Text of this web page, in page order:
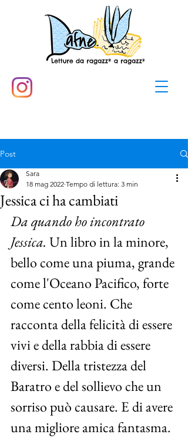
Post
Jessica ci ha cambiati
Sara
18 mag 2022 Tempo di lettura: 3 min
Da quando ho incontrato
Jessica. Un libro in la minore,
bello come una piuma, grande
come l'Oceano Pacifico, forte
come cento leoni. Che
racconta della felicità di essere
vivi e della rabbia di essere
diversi. Della tristezza del
Baratro e del sollievo che un
sorriso può causare. E di avere
una migliore amica fantasma.